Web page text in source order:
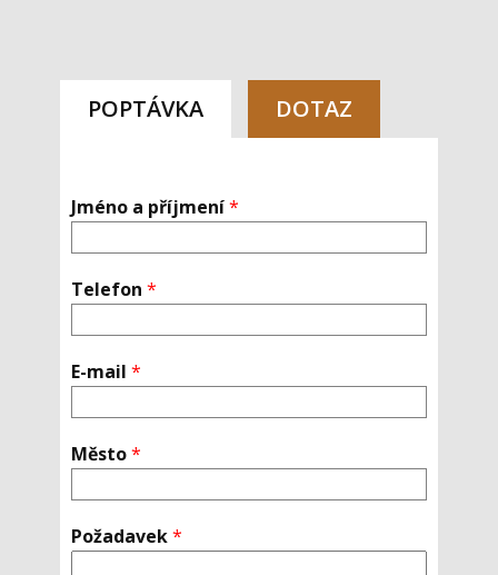
POPTÁVKA DOTAZ
Jméno a příjmení*
Telefon *
E-mail *
Město*
Požadavek*